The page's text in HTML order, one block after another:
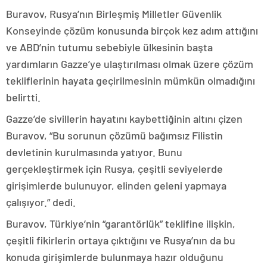
Buravov, Rusya’nın Birleşmiş Milletler Güvenlik
Konseyinde çözüm konusunda birçok kez adım attığını
ve ABD’nin tutumu sebebiyle ülkesinin başta
yardımların Gazze’ye ulaştırılması olmak üzere çözüm
tekliflerinin hayata geçirilmesinin mümkün olmadığını
belirtti.
Gazze’de sivillerin hayatını kaybettiğinin altını çizen
Buravov, “Bu sorunun çözümü bağımsız Filistin
devletinin kurulmasında yatıyor. Bunu
gerçekleştirmek için Rusya, çeşitli seviyelerde
girişimlerde bulunuyor, elinden geleni yapmaya
çalışıyor.” dedi.
Buravov, Türkiye’nin “garantörlük” teklifine ilişkin,
çeşitli fikirlerin ortaya çıktığını ve Rusya’nın da bu
konuda girişimlerde bulunmaya hazır olduğunu